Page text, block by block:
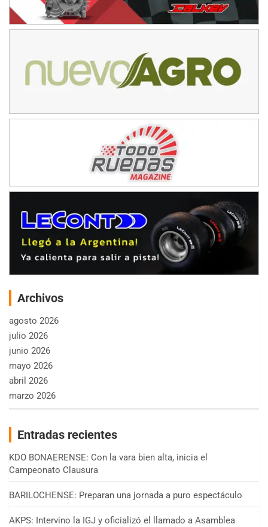
Archivos
agosto 2026
julio 2026
junio 2026
mayo 2026
abril 2026
marzo 2026
Entradas recientes
KDO BONAERENSE: Con la vara bien alta, inicia el
Campeonato Clausura
BARILOCHENSE: Preparan una jornada a puro espectáculo
AKPS: Intervino la IGJ y oficializó el llamado a Asamblea